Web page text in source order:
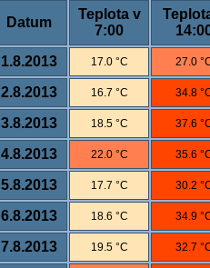
Datum
Teplota v
7:00
1.8.2013
17.0 °C 27.0
2.8.2013 16.7 °C 34.8
3.8.2013 18.5 °C 37.6
4.8.2013 22.0 °C 35.6
5.8.2013 17.7 °C 30.2
6.8.2013 18.6 °C 34.9
7.8.2013 19.5 °C 32.7